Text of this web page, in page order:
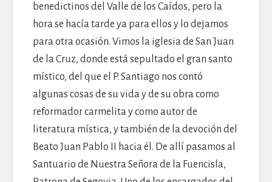
benedictinos del Valle de los Caídos, pero la
hora se hacía tarde ya para ellos y lo dejamos
para otra ocasión. Vimos la iglesia de San Juan
de la Cruz, donde está sepultado el gran santo
místico, del que el P. Santiago nos contó
algunas cosas de su vida y de su obra como
reformador carmelita y como autor de
literatura mística, y también de la devoción del
Beato Juan Pablo II hacia él. De allí pasamos al
Santuario de Nuestra Señora de la Fuencisla,